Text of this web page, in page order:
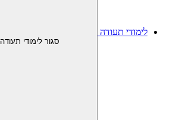
לימודי תעודה
סגור לימודי תעודה